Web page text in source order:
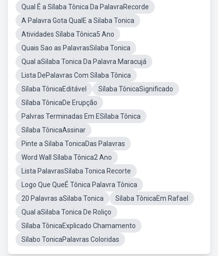
Qual É a Sílaba Tônica Da PalavraRecorde
A Palavra Gota QualE a Silaba Tonica
Atividades Sílaba Tônica5 Ano
Quais Sao as PalavrasSilaba Tonica
Qual aSilaba Tonica Da Palavra Maracujá
Lista DePalavras Com Sílaba Tônica
Sílaba TônicaEditável
Sílaba TônicaSignificado
Sílaba TônicaDe Erupção
Palvras Terminadas Em ESílaba Tônica
Sílaba TônicaAssinar
Pinte a Silaba TonicaDas Palavras
Word Wall Sílaba Tônica2 Ano
Lista PalavrasSilaba Tonica Recorte
Logo Que QueÉ Tônica Palavra Tônica
20 Palavras aSilaba Tonica
Sílaba TônicaEm Rafael
Qual aSilaba Tonica De Roliço
Sílaba TônicaExplicado Chamamento
Sílabo TonicaPalavras Coloridas